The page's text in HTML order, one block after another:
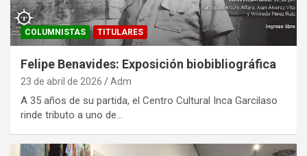
COLUMNISTAS TITULARES
Felipe Benavides: Exposición biobibliográfica
23 de abril de 2026 Adm
A 35 años de su partida, el Centro Cultural Inca Garcilaso
rinde tributo a uno de…